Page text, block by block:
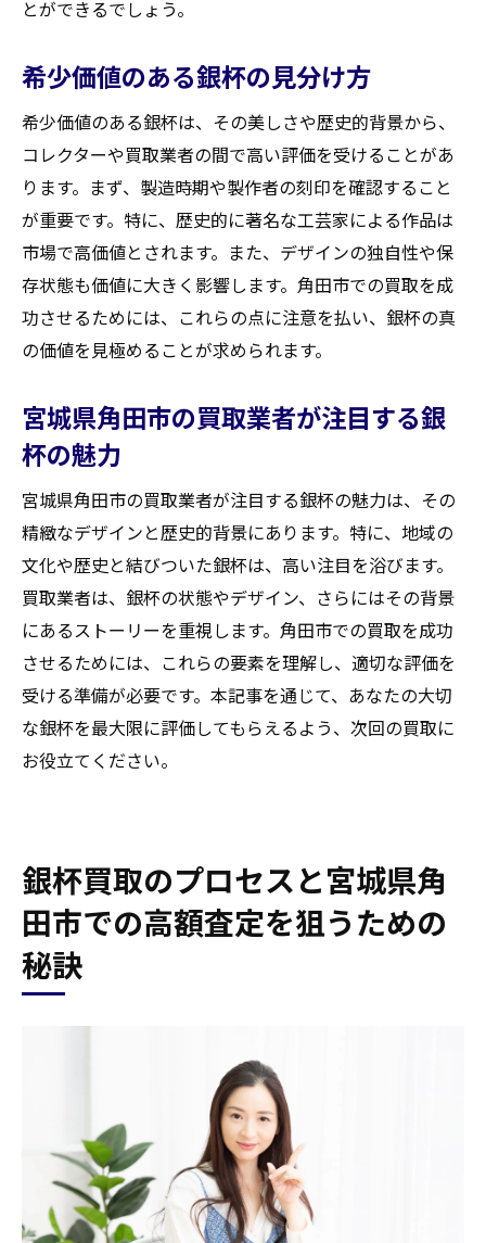
とができるでしょう。
希少価値のある銀杯の見分け方
希少価値のある銀杯は、その美しさや歴史的背景から、
コレクターや買取業者の間で高い評価を受けることがあ
ります。まず、製造時期や製作者の刻印を確認すること
が重要です。特に、歴史的に著名な工芸家による作品は
市場で高価値とされます。また、デザインの独自性や保
存状態も価値に大きく影響します。角田市での買取を成
功させるためには、これらの点に注意を払い、銀杯の真
の価値を見極めることが求められます。
宮城県角田市の買取業者が注目する銀
杯の魅力
宮城県角田市の買取業者が注目する銀杯の魅力は、その
精緻なデザインと歴史的背景にあります。特に、地域の
文化や歴史と結びついた銀杯は、高い注目を浴びます。
買取業者は、銀杯の状態やデザイン、さらにはその背景
にあるストーリーを重視します。角田市での買取を成功
させるためには、これらの要素を理解し、適切な評価を
受ける準備が必要です。本記事を通じて、あなたの大切
な銀杯を最大限に評価してもらえるよう、次回の買取に
お役立てください。
銀杯買取のプロセスと宮城県角
田市での高額査定を狙うための
秘訣